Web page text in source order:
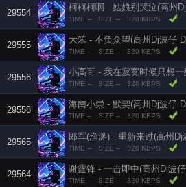
29554
柯柯柯啊 - 姑娘别哭泣(高州
TIME -- SIZE -- 320 KBPS
29555
大笨 - 不负众望(高州Dj波仔
TIME -- SIZE -- 320 KBPS
29556
小高哥 - 我在寂寞时候只想
TIME -- SIZE -- 320 KBPS
29558
海南小崇 - 默契(高州Dj波仔
TIME -- SIZE -- 320 KBPS
29565
郎军(渔渊) - 重新来过(高州
TIME -- SIZE -- 320 KBPS
29564
谢霆锋 - 一击即中(高州Dj波
TIME -- SIZE -- 320 KBPS